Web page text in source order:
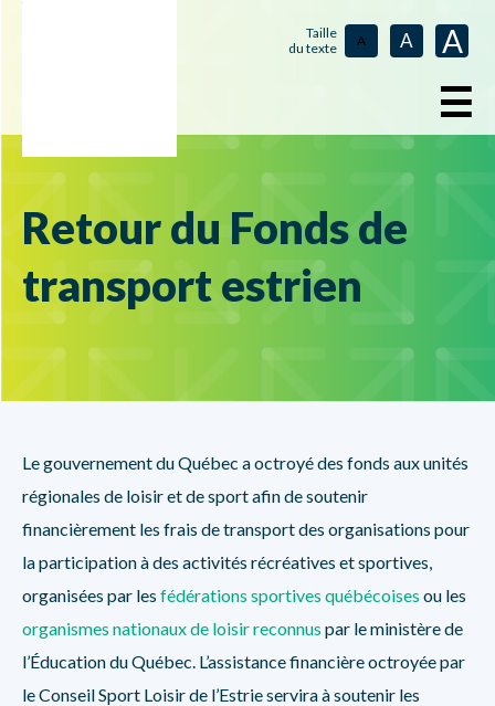
Taille
du texte
A A A
☰
Retour du Fonds de
transport estrien
Le gouvernement du Québec a octroyé des fonds aux unités
régionales de loisir et de sport afin de soutenir
financièrement les frais de transport des organisations pour
la participation à des activités récréatives et sportives,
organisées par les fédérations sportives québécoises ou les
organismes nationaux de loisir reconnus par le ministère de
l’Éducation du Québec. L’assistance financière octroyée par
le Conseil Sport Loisir de l’Estrie servira à soutenir les